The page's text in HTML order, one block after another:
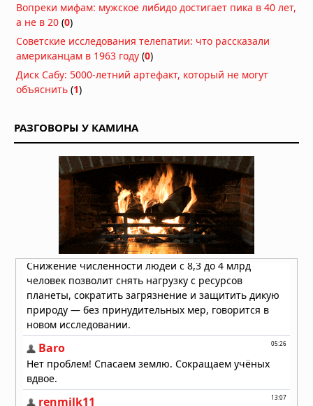
Вопреки мифам: мужское либидо достигает пика в 40 лет,
а не в 20 (0)
Советские исследования телепатии: что рассказали
американцам в 1963 году (0)
Диск Сабу: 5000-летний артефакт, который не могут
объяснить (1)
РАЗГОВОРЫ У КАМИНА